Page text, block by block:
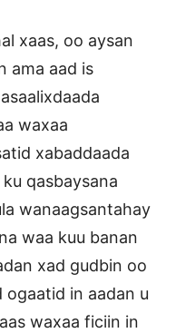
xaas, oo aysan
ama aad is
waxaa
xabaddaada
qasbaysana
wanaagsantahay
waa kuu banan
xad gudbin oo
ogaatid in aadan u
waxaa ficiin in